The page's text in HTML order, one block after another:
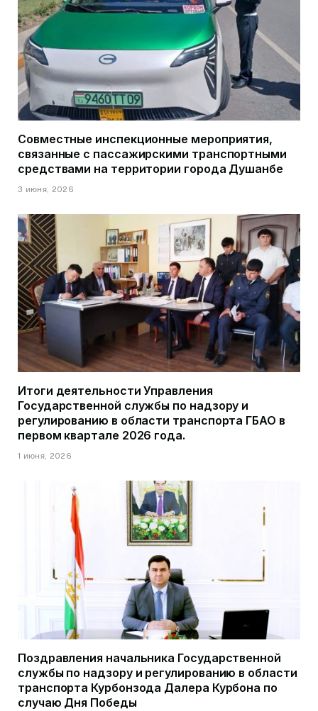
Совместные инспекционные мероприятия,
связанные с пассажирскими транспортными
средствами на территории города Душанбе
3 июня, 2026
Итоги деятельности Управления
Государственной службы по надзору и
регулированию в области транспорта ГБАО в
первом квартале 2026 года.
1 июня, 2026
Поздравления начальника Государственной
службы по надзору и регулированию в области
транспорта Курбонзода Далера Курбона по
случаю Дня Победы